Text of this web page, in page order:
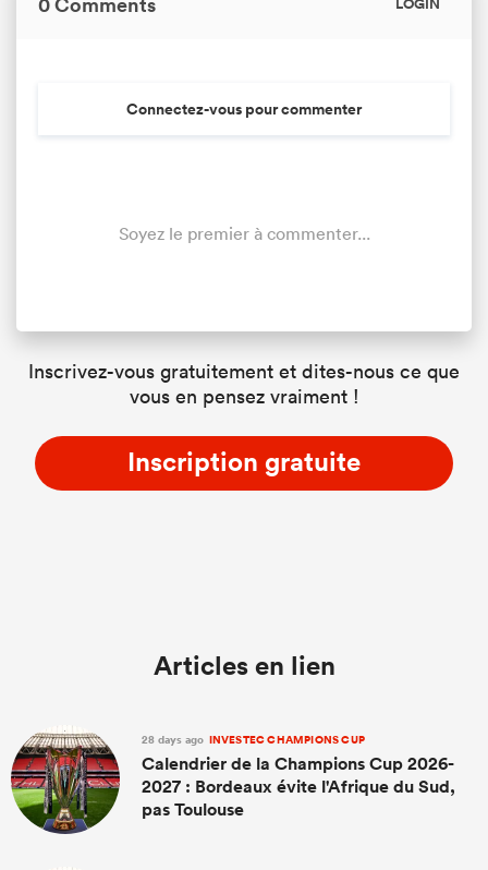
LOGIN
Connectez-vous pour commenter
Soyez le premier à commenter...
Inscrivez-vous gratuitement et dites-nous ce que
vous en pensez vraiment !
Inscription gratuite
Articles en lien
28 days ago INVESTEC CHAMPIONS CUP
Calendrier de la Champions Cup 2026-
2027 : Bordeaux évite l'Afrique du Sud,
pas Toulouse